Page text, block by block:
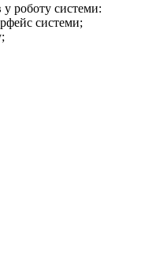
у роботу системи:
системи;